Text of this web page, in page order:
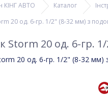
КІНГ АВТО Каталог
20 од. 6-гр. 1/2" (8-32 мм) з
Storm 20 од. 6-гр.